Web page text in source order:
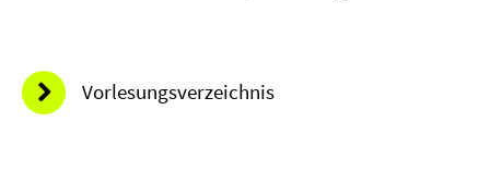
Vorlesungsverzeichnis